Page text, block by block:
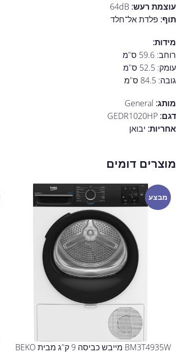
עוצמת רעש:
תוף: פלדת אל־חלד
מידות:
רוחב: 59.6 ס"מ
עומק: 52.5 ס"מ
גובה: 84.5 ס"מ
מותג: General
דגם: GEDR1020HP
אחריות: יבואן
מוצרים דומים
מבצע
BM3T4935W מייבש כביסה 9 ק"ג מבית BEKO